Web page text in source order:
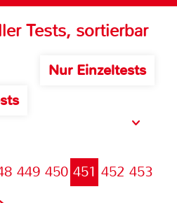
Tests, sortierbar
Nur Einzeltests
449 450 451 452 453